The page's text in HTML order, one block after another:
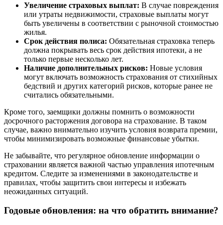
Увеличение страховых выплат: В случае повреждения
или утраты недвижимости, страховые выплаты могут
быть увеличены в соответствии с рыночной стоимостью
жилья.
Срок действия полиса: Обязательная страховка теперь
должна покрывать весь срок действия ипотеки, а не
только первые несколько лет.
Наличие дополнительных рисков: Новые условия
могут включать возможность страхования от стихийных
бедствий и других категорий рисков, которые ранее не
считались обязательными.
Кроме того, заемщики должны помнить о возможности
досрочного расторжения договора на страхование. В таком
случае, важно внимательно изучить условия возврата премии,
чтобы минимизировать возможные финансовые убытки.
Не забывайте, что регулярное обновление информации о
страховании является важной частью управления ипотечным
кредитом. Следите за изменениями в законодательстве и
правилах, чтобы защитить свои интересы и избежать
неожиданных ситуаций.
Годовые обновления: на что обратить внимание?